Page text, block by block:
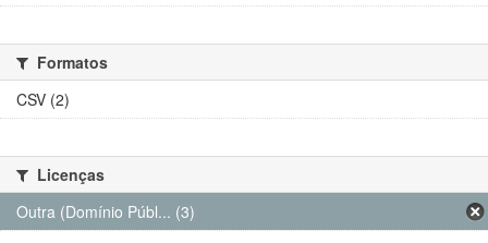
Formatos
CSV (2)
Licenças
Outra (Domínio Públ... (3)